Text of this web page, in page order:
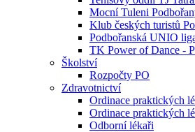
Mocní Tuleni
Klub českých turistů
Podbořanská UNIO
TK Power of Dance -
Školství
Rozpočty PO
Zdravotnictví
Ordinace praktických
Ordinace praktických
Odborní lékaři